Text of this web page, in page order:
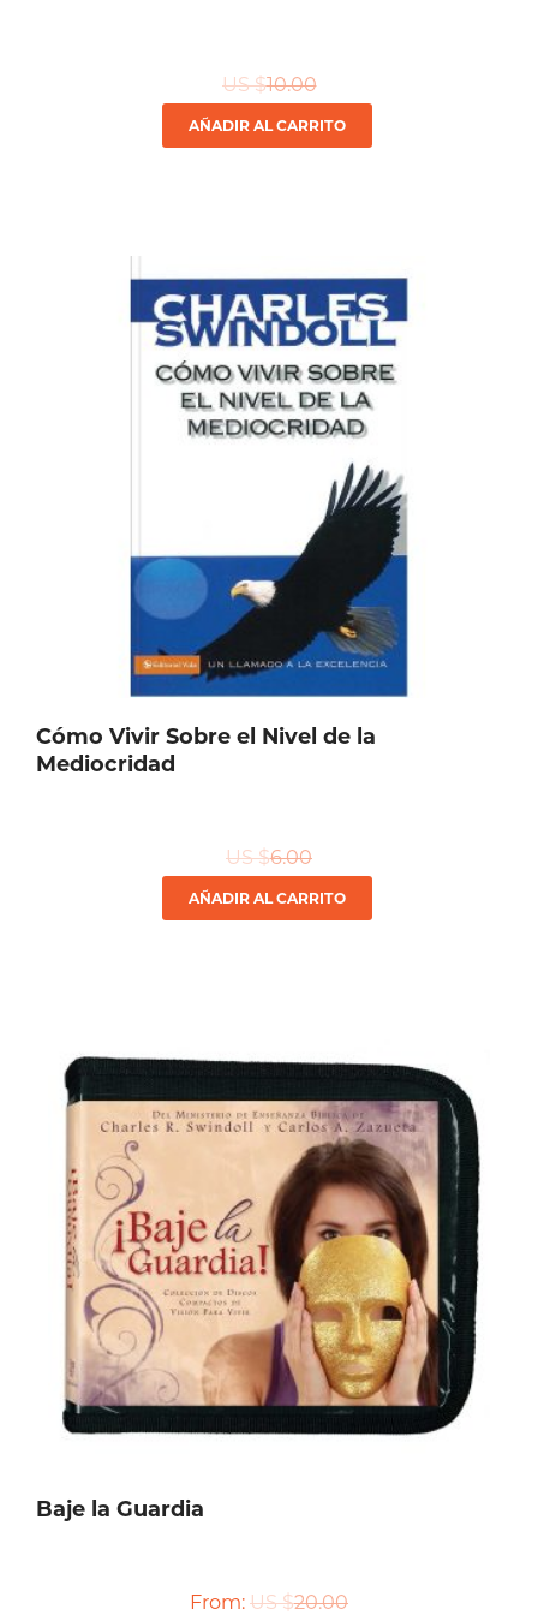
US $10.00
AÑADIR AL CARRITO
Cómo Vivir Sobre el Nivel de la
Mediocridad
US $6.00
AÑADIR AL CARRITO
Baje la Guardia
From: US $20.00